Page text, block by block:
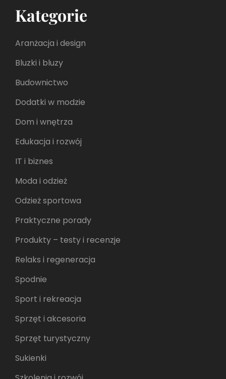
Kategorie
Aranżacja i design
Bluzki i bluzy
Budownictwo
Dodatki w modzie
Dom i wnętrza
Edukacja i rozwój
IT i biznes
Moda i odzież
Odzież sportowa
Praktyczne porady
Produkty – testy i recenzje
Relaks i regeneracja
Spodnie
Sport i rekreacja
Sprzęt i akcesoria
Sprzęt turystyczny
Sukienki